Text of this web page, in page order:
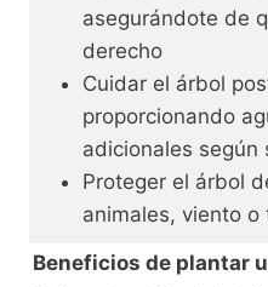
asegurándote de
derecho
Cuidar el árbol
proporcionando
adicionales según
Proteger el árbol
animales, viento o
Beneficios de plantar